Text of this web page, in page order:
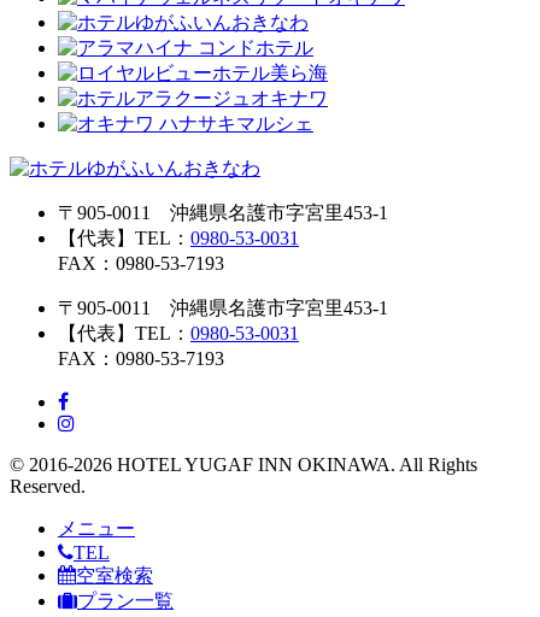
〒905-0011 沖縄県名護市字宮里453-1
【代表】TEL： 0980-53-0031
FAX：0980-53-7193
〒905-0011 沖縄県名護市字宮里453-1
【代表】TEL： 0980-53-0031
FAX：0980-53-7193
© 2016-2026 HOTEL YUGAF INN OKINAWA. All Rights
Reserved.
メニュー
TEL
空室検索
プラン一覧